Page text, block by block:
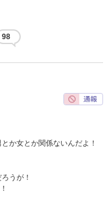
98
か女とか関係ないんだよ！
うが！